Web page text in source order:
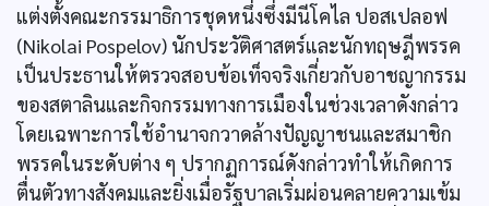
แต่งตั้งคณะกรรมาธิการชุดหนึ่งซึ่งมีนีโคไล ปอสเปลอฟ
(Nikolai Pospelov) นักประวัติศาสตร์และนักทฤษฎีพรรค
เป็นประธานให้ตรวจสอบข้อเท็จจริงเกี่ยวกับอาชญากรรม
ของสตาลินและกิจกรรมทางการเมืองในช่วงเวลาดังกล่าว
โดยเฉพาะการใช้อำนาจกวาดล้างปัญญาชนและสมาชิก
พรรคในระดับต่าง ๆ ปรากฏการณ์ดังกล่าวทำให้เกิดการ
ตื่นตัวทางสังคมและยิ่งเมื่อรัฐบาลเริ่มผ่อนคลายความเข้ม